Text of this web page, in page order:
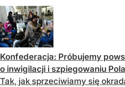
Konfederacja: Próbujemy
o inwigilacji i szpiegowaniu
Tak, jak sprzeciwiamy się